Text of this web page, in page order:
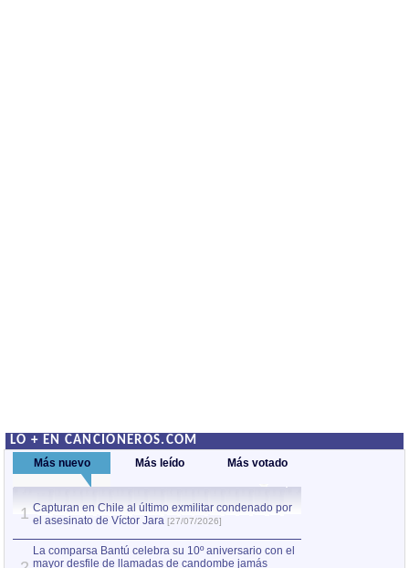
LO + EN CANCIONEROS.COM
Más nuevo Más leído Más votado
1 Capturan en Chile al último exmilitar condenado por
el asesinato de Víctor Jara [27/07/2026]
La comparsa Bantú celebra su 10º aniversario con el
mayor desfile de llamadas de candombe jamás